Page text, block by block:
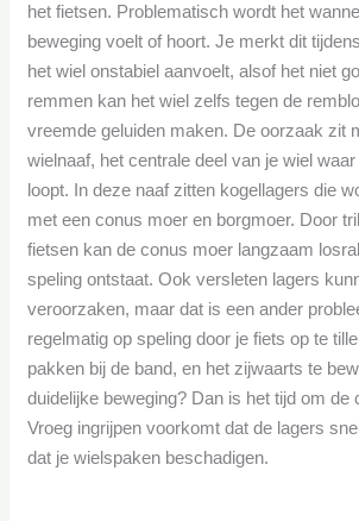
het fietsen. Problematisch wordt het
beweging voelt of hoort. Je merkt dit
het wiel onstabiel aanvoelt, alsof het niet
remmen kan het wiel zelfs tegen de
vreemde geluiden maken. De oorzaak zit
wielnaaf, het centrale deel van je wiel
loopt. In deze naaf zitten kogellagers die
met een conus moer en borgmoer. Door
fietsen kan de conus moer langzaam
speling ontstaat. Ook versleten lagers
veroorzaken, maar dat is een ander
regelmatig op speling door je fiets op te
pakken bij de band, en het zijwaarts te
duidelijke beweging? Dan is het tijd om de
Vroeg ingrijpen voorkomt dat de lagers
dat je wielspaken beschadigen.